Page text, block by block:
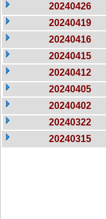
20240426
20240419
20240416
20240415
20240412
20240405
20240402
20240322
20240315